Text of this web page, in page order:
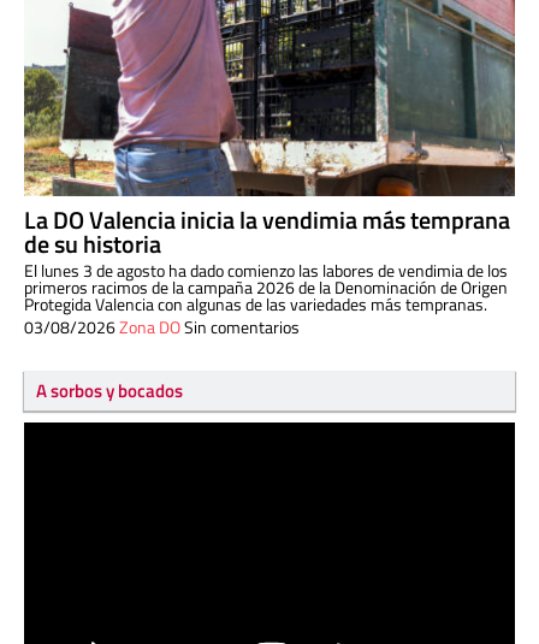
La DO Valencia inicia la vendimia más temprana
de su historia
El lunes 3 de agosto ha dado comienzo las labores de vendimia de los
primeros racimos de la campaña 2026 de la Denominación de Origen
Protegida Valencia con algunas de las variedades más tempranas.
03/08/2026Zona DOSin comentarios
A sorbos y bocados